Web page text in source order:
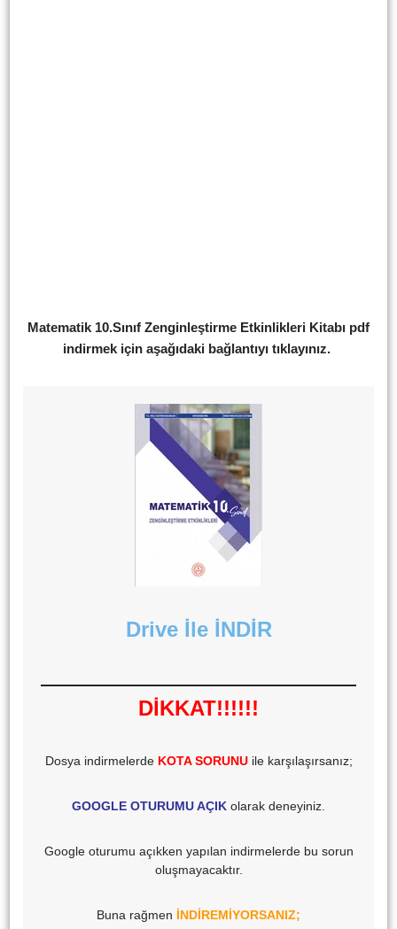
Matematik 10.Sınıf Zenginleştirme Etkinlikleri Kitabı pdf
indirmek için aşağıdaki bağlantıyı tıklayınız.
Drive İle İNDİR
DİKKAT!!!!!!
Dosya indirmelerde KOTA SORUNUile karşılaşırsanız;
GOOGLE OTURUMU AÇIK olarak deneyiniz.
Google oturumu açıkken yapılan indirmelerde bu sorun
oluşmayacaktır.
Buna rağmen İNDİREMİYORSANIZ;